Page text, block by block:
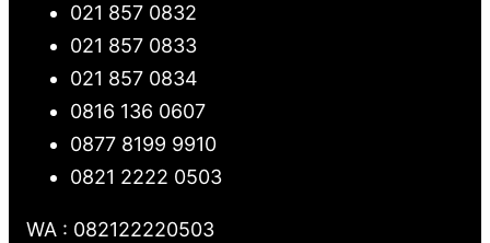
021 857 0832
021 857 0833
021 857 0834
0816 136 0607
0877 8199 9910
0821 2222 0503
WA : 082122220503